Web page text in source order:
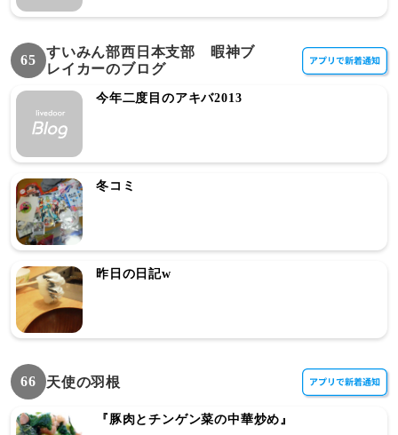
65
すいみん部西日本支部 暇神ブ
レイカーのブログ
今年二度目のアキバ2013
冬コミ
昨日の日記w
66 天使の羽根
『豚肉とチンゲン菜の中華炒め』